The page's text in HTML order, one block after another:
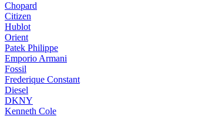
Chopard
Citizen
Hublot
Orient
Patek Philippe
Emporio Armani
Fossil
Frederique Constant
Diesel
DKNY
Kenneth Cole